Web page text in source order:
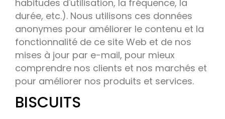
habitudes d'utilisation, la fréquence, la
durée, etc.). Nous utilisons ces données
anonymes pour améliorer le contenu et la
fonctionnalité de ce site Web et de nos
mises à jour par e-mail, pour mieux
comprendre nos clients et nos marchés et
pour améliorer nos produits et services.
BISCUITS